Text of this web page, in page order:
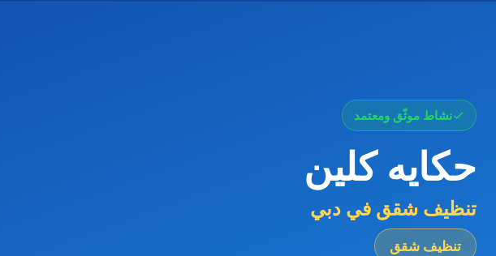
نشاط موثّق ومعتمد
حكايه كلين
تنظيف شقق في دبي
تنظيف شقق